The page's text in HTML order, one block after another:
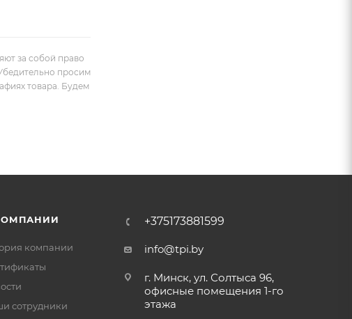
за собой право
просим
товара. Будем
компании
сотрудники
+375173881599
info@tpi.by
г. Минск, ул. Солтыса 96,
офисные помещения 1-го
этажа